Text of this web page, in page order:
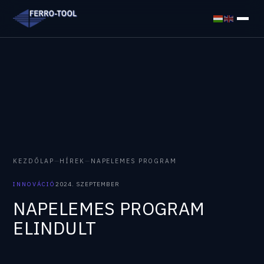
KEZDŐLAP —HÍREK — NAPELEMES PROGRAM
INNOVÁCIÓ2024. SZEPTEMBER
NAPELEMES PROGRAM
ELINDULT